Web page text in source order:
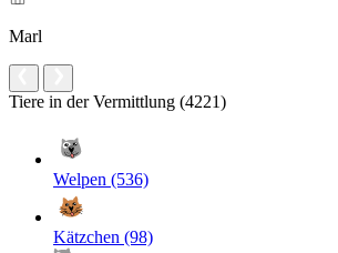
Marl
Tiere in der Vermittlung (4221)
Welpen (536)
Kätzchen (98)